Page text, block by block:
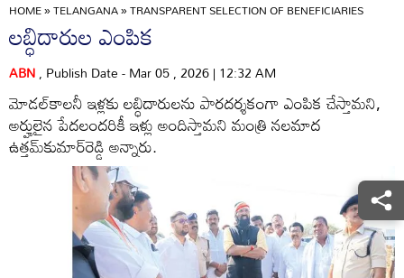
HOME»TELANGANA»TRANSPARENT SELECTION OF BENEFICIARIES
లబ్ధిదారుల ఎంపిక
ABN, Publish Date - Mar 05 , 2026 | 12:32 AM
మోడల్‌కాలనీ ఇళ్లకు లబ్ధిదారులను పారదర్శకంగా ఎంపిక చేస్తామని,
అర్హులైన పేదలందరికీ ఇళ్లు అందిస్తామని మంత్రి నలమాద
ఉత్తమ్‌కుమార్‌రెడ్డి అన్నారు.